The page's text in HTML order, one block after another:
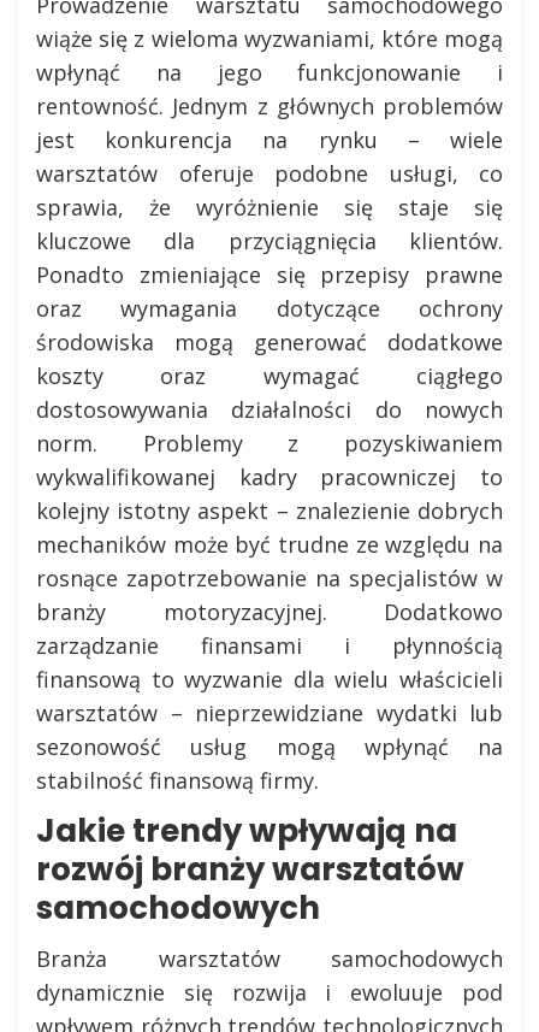
wiąże się z wieloma wyzwaniami, które mogą
wpłynąć na jego funkcjonowanie i
rentowność. Jednym z głównych problemów
jest konkurencja na rynku – wiele
warsztatów oferuje podobne usługi, co
sprawia, że wyróżnienie się staje się
kluczowe dla przyciągnięcia klientów.
Ponadto zmieniające się przepisy prawne
oraz wymagania dotyczące ochrony
środowiska mogą generować dodatkowe
koszty oraz wymagać ciągłego
dostosowywania działalności do nowych
norm. Problemy z pozyskiwaniem
wykwalifikowanej kadry pracowniczej to
kolejny istotny aspekt – znalezienie dobrych
mechaników może być trudne ze względu na
rosnące zapotrzebowanie na specjalistów w
branży motoryzacyjnej. Dodatkowo
zarządzanie finansami i płynnością
finansową to wyzwanie dla wielu właścicieli
warsztatów – nieprzewidziane wydatki lub
sezonowość usług mogą wpłynąć na
stabilność finansową firmy.
Jakie trendy wpływają na
rozwój branży warsztatów
samochodowych
Branża warsztatów samochodowych
dynamicznie się rozwija i ewoluuje pod
wpływem różnych trendów technologicznych